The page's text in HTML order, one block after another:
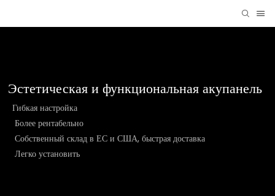
Эстетическая и функциональная акупанель
Гибкая настройка
Более рентабельно
Собственный склад в ЕС и США, быстрая доставка
Легко установить